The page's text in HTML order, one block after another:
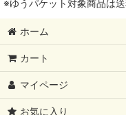
※ゆうパケット対象商品は
ホーム
カート
マイページ
お気に入り